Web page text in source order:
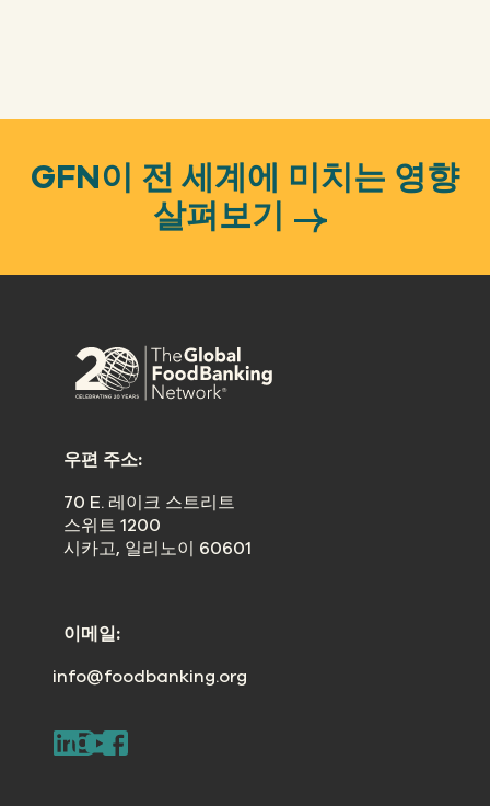
GFN이 전 세계에 미치는 영향
살펴보기
우편 주소:
70 E. 레이크 스트리트
스위트 1200
시카고, 일리노이 60601
이메일:
info@foodbanking.org